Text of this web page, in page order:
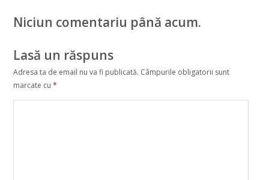
Niciun comentariu până acum.
Lasă un răspuns
Adresa ta de email nu va fi publicată. Câmpurile obligatorii sunt
marcate cu *